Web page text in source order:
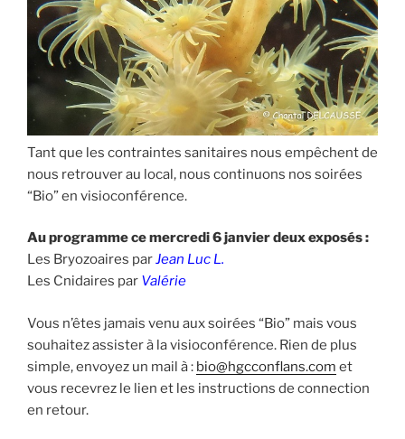
Tant que les contraintes sanitaires nous empêchent de
nous retrouver au local, nous continuons nos soirées
“Bio” en visioconférence.
Au programme ce mercredi 6 janvier deux exposés :
Les Bryozoaires parJean Luc L.
Les Cnidaires par Valérie
Vous n’êtes jamais venu aux soirées “Bio” mais vous
souhaitez assister à la visioconférence. Rien de plus
simple, envoyez un mail à : bio@hgcconflans.com et
vous recevrez le lien et les instructions de connection
en retour.